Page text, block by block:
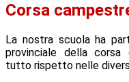
Corsa
La nostra scuola ha
provinciale della
tutto rispetto nelle